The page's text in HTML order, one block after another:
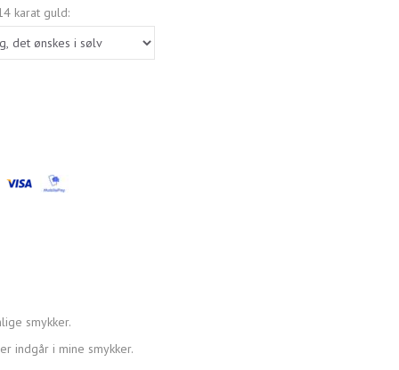
karat guld:
smykker.
indgår i mine smykker.